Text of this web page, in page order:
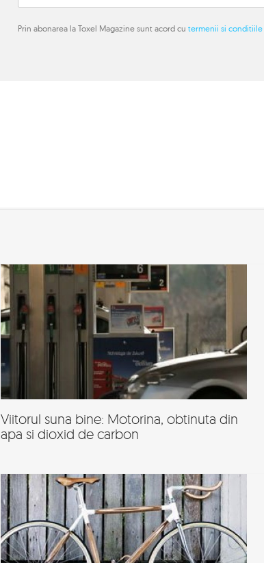
Prin abonarea la Toxel Magazine sunt acord cu termenii si conditiile
Viitorul suna bine: Motorina, obtinuta din
apa si dioxid de carbon